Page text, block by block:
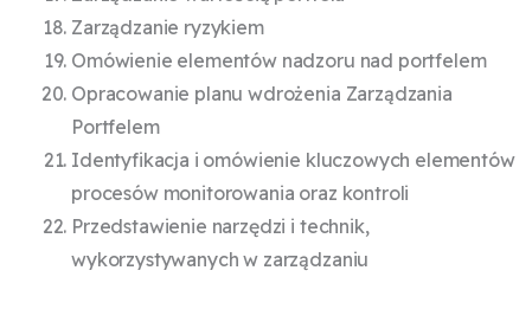
Zarządzanie ryzykiem
Omówienie elementów nadzoru nad portfelem
Opracowanie planu wdrożenia Zarządzania
Portfelem
Identyfikacja i omówienie kluczowych elementów
procesów monitorowania oraz kontroli
Przedstawienie narzędzi i technik,
wykorzystywanych w zarządzaniu